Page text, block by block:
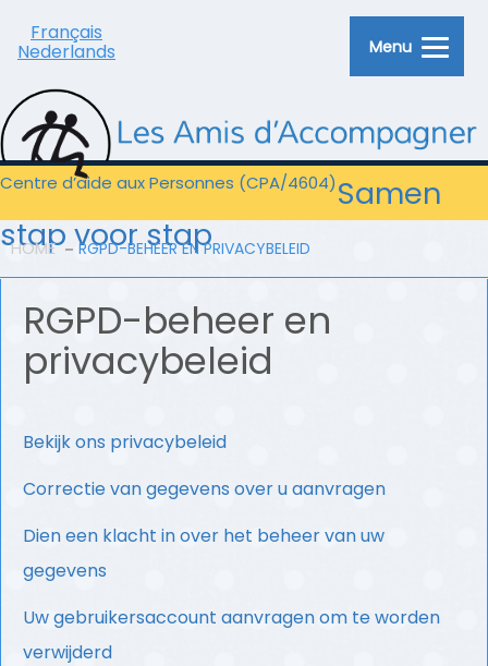
Français
Nederlands
Centre d’aide aux Personnes (CPA/4604)Samen
stap voor stap
HOME RGPD-BEHEER EN PRIVACYBELEID
RGPD-beheer en
privacybeleid
Bekijk ons privacybeleid
Correctie van gegevens over u aanvragen
Dien een klacht in over het beheer van uw
gegevens
Uw gebruikersaccount aanvragen om te worden
verwijderd
Menu